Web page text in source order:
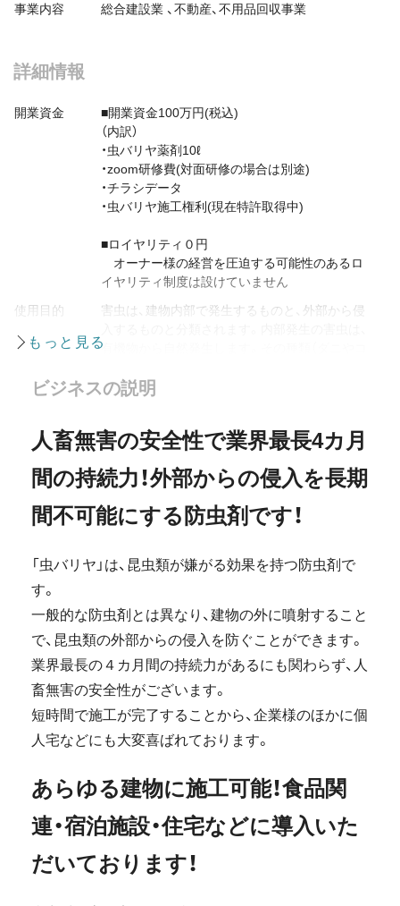
事業内容
総合建設業 、不動産、不用品回収事業
詳細情報
開業資金
■開業資金100万円(税込)
（内訳）
・虫バリヤ薬剤10ℓ
・zoom研修費(対面研修の場合は別途)
・チラシデータ
・虫バリヤ施工権利(現在特許取得中)
■ロイヤリティ０円
オーナー様の経営を圧迫する可能性のあるロ
イヤリティ制度は設けていません
使用目的
害虫は、建物内部で発生するものと、外部から侵
有機物から自然発生します。その種類（ダニやコ
の害虫が、建物の隙間から侵入し、内部で繁殖し
ビジネスの説明
人畜無害の安全性で業界最長4カ月
間の持続力！外部からの侵入を長期
間不可能にする防虫剤です！
「虫バリヤ」は、昆虫類が嫌がる効果を持つ防虫剤で
す。
一般的な防虫剤とは異なり、建物の外に噴射すること
で、昆虫類の外部からの侵入を防ぐことができます。
業界最長の４カ月間の持続力があるにも関わらず、人
畜無害の安全性がございます。
短時間で施工が完了することから、企業様のほかに個
人宅などにも大変喜ばれております。
あらゆる建物に施工可能！食品関
連・宿泊施設・住宅などに導入いた
だいております！